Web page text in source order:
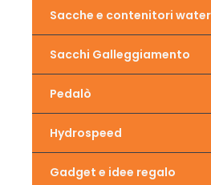
Sacche e contenitori
Sacchi Galleggiamento
Pedalò
Hydrospeed
Gadget e idee regalo